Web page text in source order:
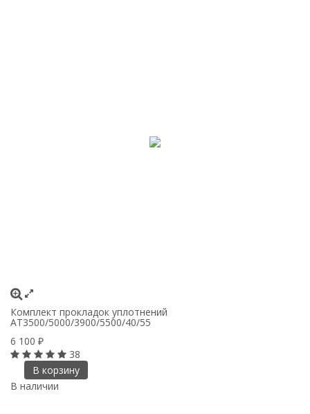
Комплект прокладок уплотнений
AT3500/5000/3900/5500/40/55
6 100 ₽
38
В корзину
В наличии